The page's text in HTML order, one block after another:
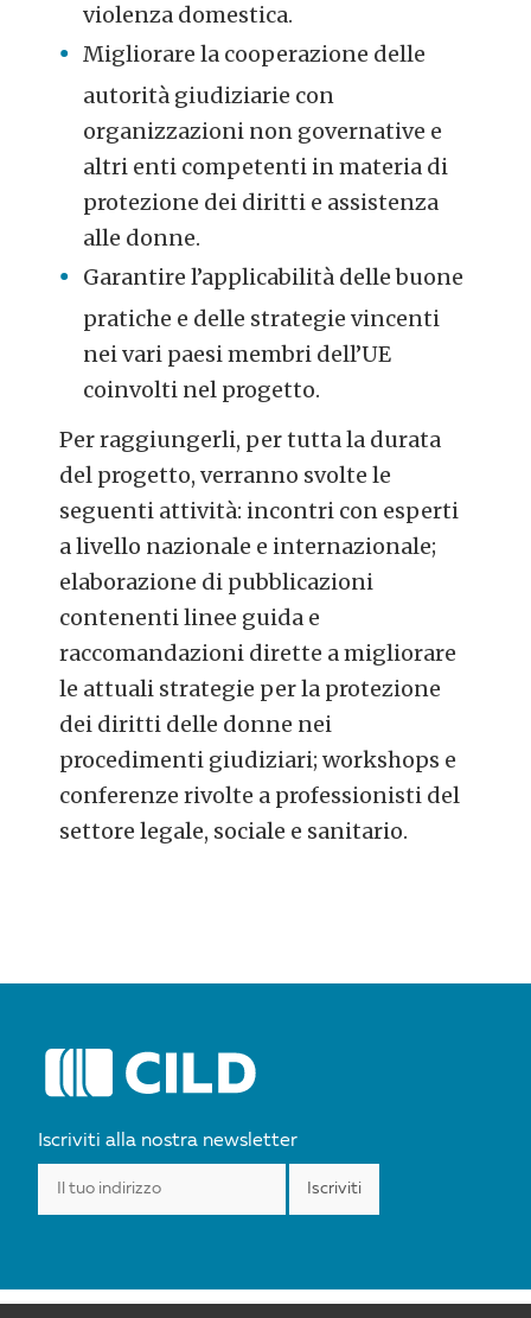
violenza domestica.
Migliorare la cooperazione delle
autorità giudiziarie con
organizzazioni non governative e
altri enti competenti in materia di
protezione dei diritti e assistenza
alle donne.
Garantire l’applicabilità delle buone
pratiche e delle strategie vincenti
nei vari paesi membri dell’UE
coinvolti nel progetto.
Per raggiungerli, per tutta la durata
del progetto, verranno svolte le
seguenti attività: incontri con esperti
a livello nazionale e internazionale;
elaborazione di pubblicazioni
contenenti linee guida e
raccomandazioni dirette a migliorare
le attuali strategie per la protezione
dei diritti delle donne nei
procedimenti giudiziari; workshops e
conferenze rivolte a professionisti del
settore legale, sociale e sanitario.
POST
Iscriviti alla nostra newsletter